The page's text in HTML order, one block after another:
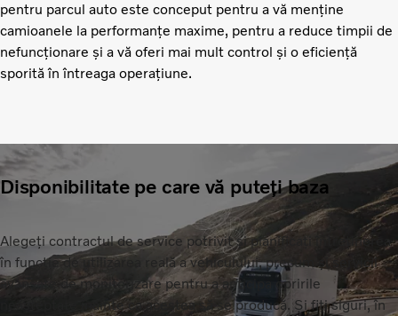
pentru parcul auto este conceput pentru a vă menține
camioanele la performanțe maxime, pentru a reduce timpii de
nefuncționare și a vă oferi mai mult control și o eficiență
sporită în întreaga operațiune.
Disponibilitate pe care vă puteți baza
Alegeți contractul de service potrivit și planificați întreținerea
în funcție de utilizarea reală a vehiculului, precum și servicii
avansate de monitorizare pentru a anticipa opririle
neașteptate înainte ca acestea să se producă. Și fiți siguri, în